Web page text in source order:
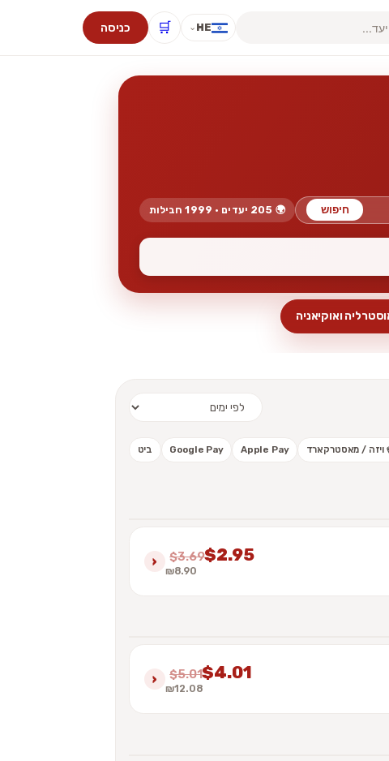
HE
⌄
🛒 כניסה
חיפוש 🌍 205 יעדים · 1999 חבילות
ואוקיאניה
ויזה / מאסטרקארד Apple Pay
Google Pay ביט
$3.69$2.95
₪8.90
›
$5.01$4.01
₪12.08
›